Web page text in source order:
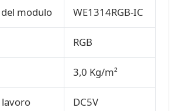
trasparente
modulo WE1314RGB-IC
RGB
3,0 Kg/m²
lavoro DC5V